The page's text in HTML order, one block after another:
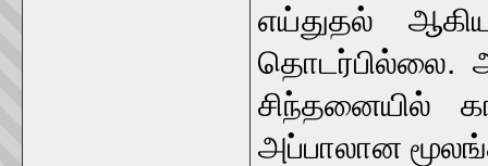
எய்துதல்
தொடர்பில்லை.
சிந்தனையில்
அப்பாலான